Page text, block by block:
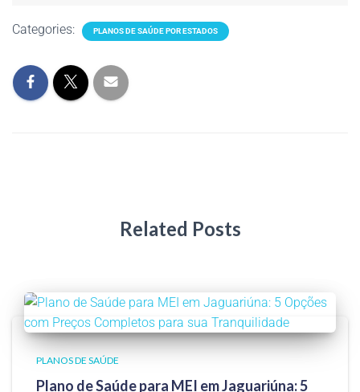
Categories: PLANOS DE SAÚDE POR ESTADOS
Related Posts
PLANOS DE SAÚDE
Plano de Saúde para MEI em Jaguariúna: 5